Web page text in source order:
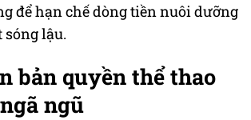
để hạn chế dòng tiền nuôi dưỡng
lậu.
bản quyền thể thao
ngũ